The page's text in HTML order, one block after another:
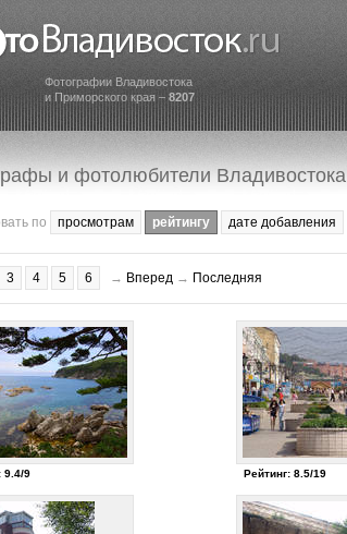
Фотографии Владивостока
и Приморского края – 8207
и фотолюбители Владивостока
по просмотрам рейтингу дате добавления
3 4 5 6 → Вперед → Последняя
9.4/9 Рейтинг: 8.5/19